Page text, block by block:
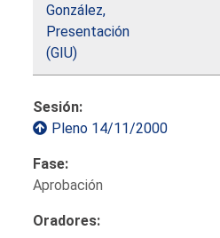
González,
Presentación
(GIU)
Sesión:
Pleno 14/11/2000
Fase:
Aprobación
Oradores: